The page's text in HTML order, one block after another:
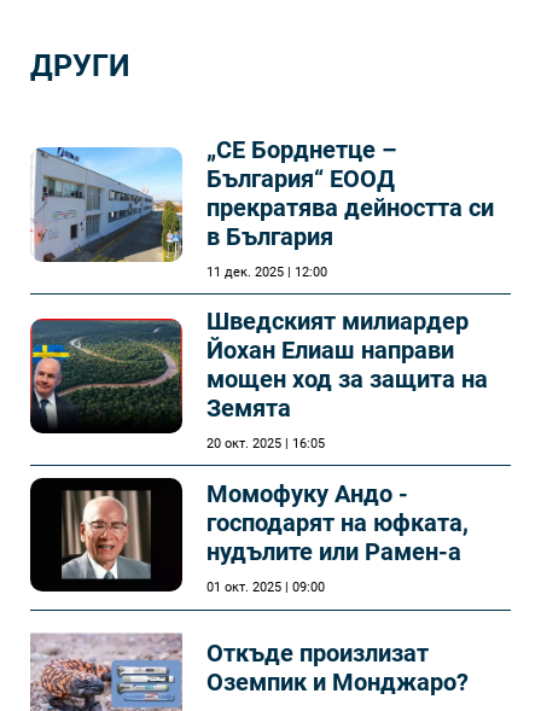
ДРУГИ
„СЕ Борднетце –
България“ ЕООД
прекратява дейността си
в България
11 дек. 2025 | 12:00
Шведският милиардер
Йохан Елиаш направи
мощен ход за защита на
Земята
20 окт. 2025 | 16:05
Момофуку Андо -
господарят на юфката,
нудълите или Рамен-а
01 окт. 2025 | 09:00
Откъде произлизат
Оземпик и Монджаро?